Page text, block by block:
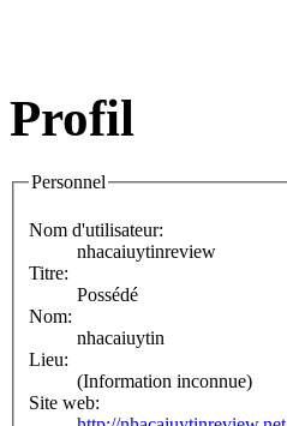
Profil
Personnel
Nom d'utilisateur:
nhacaiuytinreview
Titre:
Possédé
Nom:
nhacaiuytin
Lieu:
(Information inconnue)
Site web: